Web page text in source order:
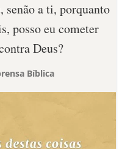
senão a ti, porquanto
posso eu cometer
Deus?
Bíblica